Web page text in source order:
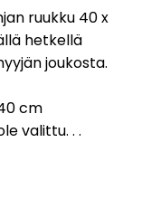
ruukku 40 x
hetkellä
joukosta.
cm
valittu. . .